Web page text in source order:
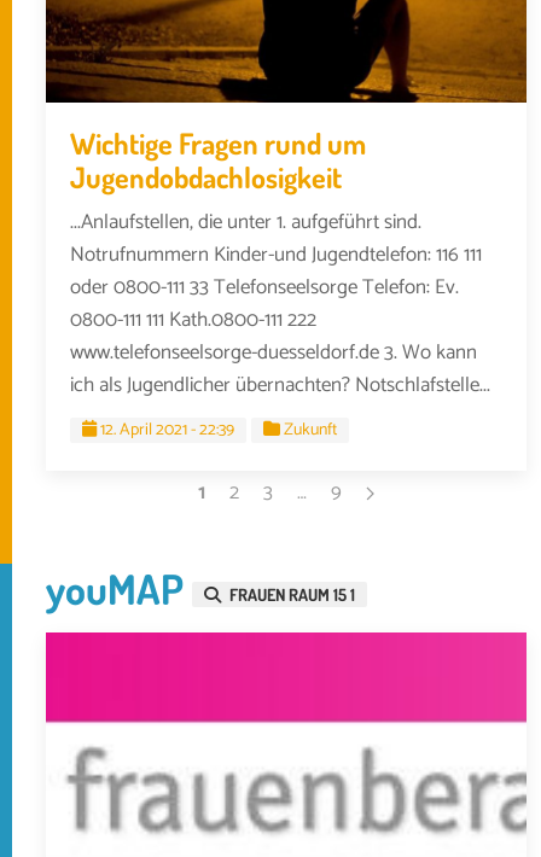
Wichtige Fragen rund um
Jugendobdachlosigkeit
...Anlaufstellen, die unter 1. aufgeführt sind.
Notrufnummern Kinder-und Jugendtelefon: 116 111
oder 0800-111 33 Telefonseelsorge Telefon: Ev.
0800-111 111 Kath.0800-111 222
www.telefonseelsorge-duesseldorf.de 3. Wo kann
ich als Jugendlicher übernachten? Notschlafstelle...
12. April 2021 - 22:39 Zukunft
1 2 3 … 9
youMAP FRAUEN RAUM 15 1